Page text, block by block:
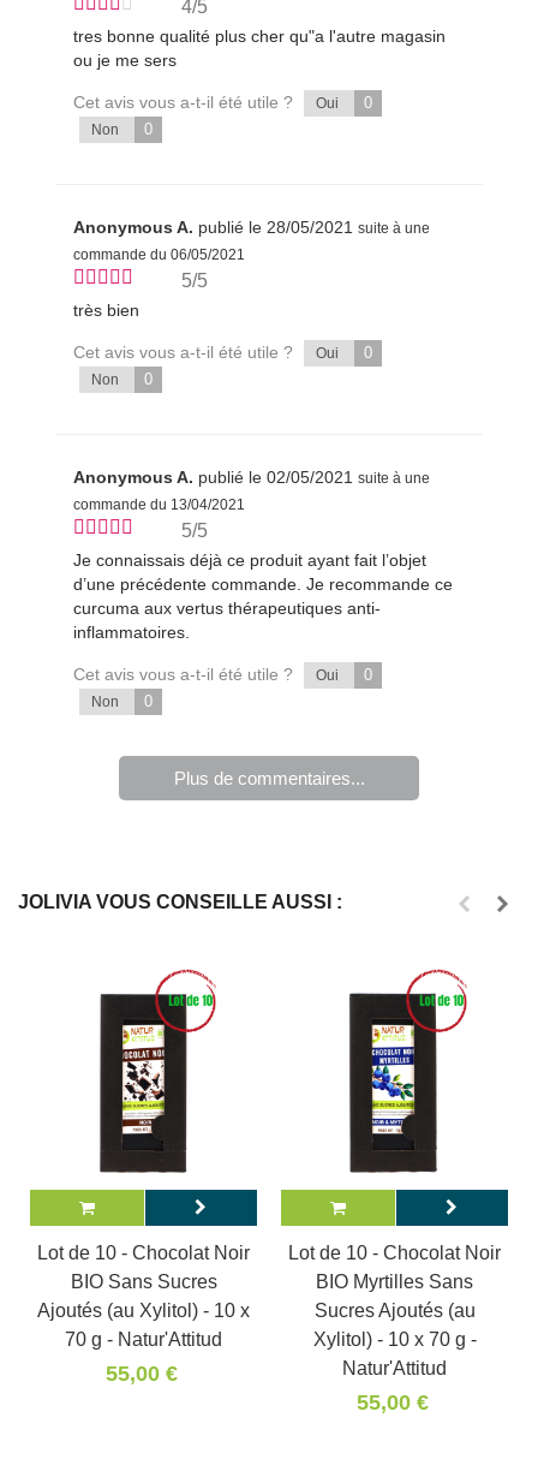
4/5
tres bonne qualité plus cher qu"a l'autre magasin
ou je me sers
Cet avis vous a-t-il été utile ? Oui 0
Non 0
Anonymous A. publié le 28/05/2021 suite à une
commande du 06/05/2021
5/5
très bien
Cet avis vous a-t-il été utile ? Oui 0
Non 0
Anonymous A. publié le 02/05/2021 suite à une
commande du 13/04/2021
5/5
Je connaissais déjà ce produit ayant fait l’objet
d’une précédente commande. Je recommande ce
curcuma aux vertus thérapeutiques anti-
inflammatoires.
Cet avis vous a-t-il été utile ? Oui 0
Non 0
Plus de commentaires...
JOLIVIA VOUS CONSEILLE AUSSI :
Lot de 10 - Chocolat Noir
BIO Sans Sucres
Ajoutés (au Xylitol) - 10 x
70 g - Natur'Attitud
55,00 €
Lot de 10 - Chocolat Noir
BIO Myrtilles Sans
Sucres Ajoutés (au
Xylitol) - 10 x 70 g -
Natur'Attitud
55,00 €